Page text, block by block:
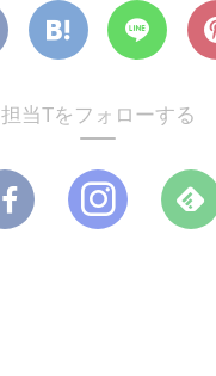
担当Tをフォローする